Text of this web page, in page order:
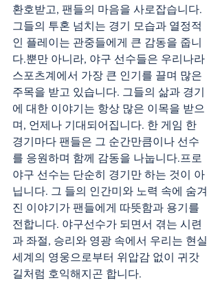
환호받고, 팬들의 마음을 사로잡습니다.
그들의 투혼 넘치는 경기 모습과 열정적
인 플레이는 관중들에게 큰 감동을 줍니
다.뿐만 아니라, 야구 선수들은 우리나라
스포츠계에서 가장 큰 인기를 끌며 많은
주목을 받고 있습니다. 그들의 삶과 경기
에 대한 이야기는 항상 많은 이목을 받으
며, 언제나 기대되어집니다. 한 게임 한
경기마다 팬들은 그 순간만큼이나 선수
를 응원하며 함께 감동을 나눕니다.프로
야구 선수는 단순히 경기만 하는 것이 아
닙니다. 그 들의 인간미와 노력 속에 숨겨
진 이야기가 팬들에게 따뜻함과 용기를
전합니다. 야구선수가 되면서 겪는 시련
과 좌절, 승리와 영광 속에서 우리는 현실
세계의 영웅으로부터 위압감 없이 귀갓
길처럼 호익해지곤 합니다.